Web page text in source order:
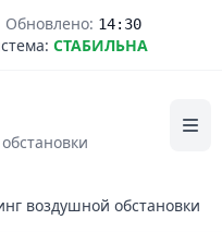
Обновлено: 14:30
СТАБИЛЬНА
воздушной обстановки